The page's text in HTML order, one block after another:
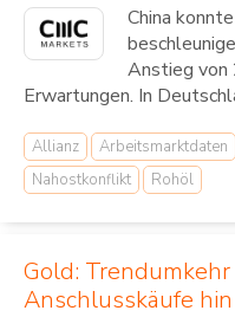
China
Anstieg von
Erwartungen. In
Allianz Arbeitsmarktdaten
Nahostkonflikt
Rohöl
Gold:
Anschlusskäufe hin